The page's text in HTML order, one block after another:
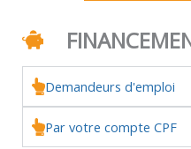
Demandeurs d'emploi
Par votre compte CPF